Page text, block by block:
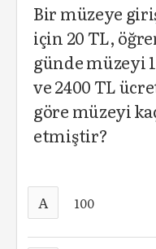
Bir müzeye
için 20 TL,
günde müzeyi
ve 2400 TL
göre müzeyi
etmiştir?
A 100